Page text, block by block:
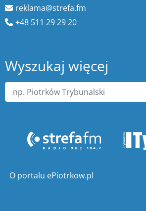
reklama@strefa.fm
+48 511 29 29 20
Wyszukaj więcej
O portalu ePiotrkow.pl